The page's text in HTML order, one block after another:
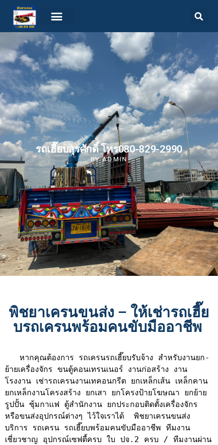
รถเฮี๊ยบสุรศักดิ์ โทร080-829-2990
BYADMIN
พิชยาเครนขนส่ง – ให้เช่ารถเฮี๊ย
บรถเครนพร้อมคนขับมืออาชีพ
ย้ายเครื่องจักร ขนตู้คอนเทรนเนอร์ งานก่อสร้าง งาน
โรงงาน เช่ารถเครนงานเทคอนกรีต ยกเหล็กเส้น เหล็กคาน
ยกเหล็กงานโครงสร้าง ยกเสา ยกโครงป้ายโฆษณา ยกย้าย
รูปปั้น ซุ้มกาเเฟ ตู้สำนักงาน ยกประกอบติดตั้งเครื่องจักร
หรือขนส่งอุปกรณ์ต่างๆ ไว้ใจเราได้  พิชยาเครนขนส่ง
บริการ รถเครน รถเฮี๊ยบพร้อมคนขับมืออาชีพ ทีมงาน
เชี่ยวชาญ อุปกรณ์เซฟตี้ครบ ใบ ปจ.2 ครบ / ทีมงานผ่าน